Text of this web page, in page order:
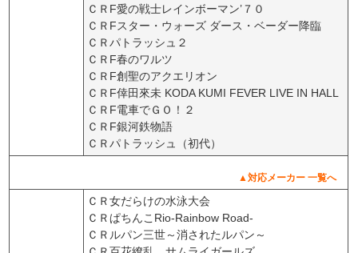
ＣＲF愛の戦士レインボーマン’７０
ＣＲFスター・ウォーズ ダース・ベーダー降臨
ＣＲパトラッシュ２
ＣＲF春のワルツ
ＣＲF創聖のアクエリオン
ＣＲF倖田來未 KODA KUMI FEVER LIVE IN HALL
ＣＲF電車でＧＯ！２
ＣＲF銀河鉄物語
ＣＲパトラッシュ（初代）
▲対応メーカー 一覧へ
ＣＲ女だらけの水泳大会
ＣＲぱちんこRio-Rainbow Road-
ＣＲルパン三世～消されたルパン～